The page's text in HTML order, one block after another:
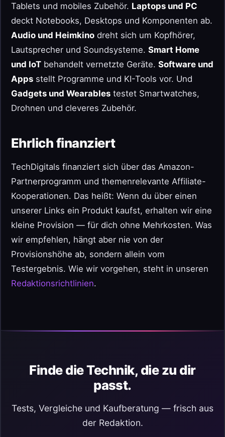
Tablets und mobiles Zubehör. Laptops und PC
deckt Notebooks, Desktops und Komponenten ab.
Audio und Heimkino dreht sich um Kopfhörer,
Lautsprecher und Soundsysteme. Smart Home
und IoT behandelt vernetzte Geräte. Software und
Apps stellt Programme und KI-Tools vor. Und
Gadgets und Wearables testet Smartwatches,
Drohnen und cleveres Zubehör.
Ehrlich finanziert
TechDigitals finanziert sich über das Amazon-
Partnerprogramm und themenrelevante Affiliate-
Kooperationen. Das heißt: Wenn du über einen
unserer Links ein Produkt kaufst, erhalten wir eine
kleine Provision — für dich ohne Mehrkosten. Was
wir empfehlen, hängt aber nie von der
Provisionshöhe ab, sondern allein vom
Testergebnis. Wie wir vorgehen, steht in unseren
Redaktionsrichtlinien.
Finde die Technik, die zu dir
passt.
Tests, Vergleiche und Kaufberatung — frisch aus
der Redaktion.